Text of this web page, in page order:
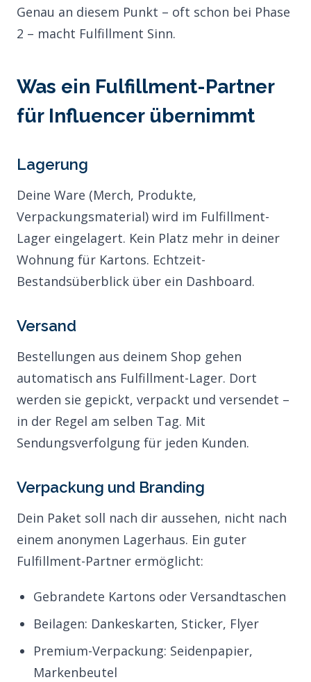
Genau an diesem Punkt – oft schon bei Phase
2 – macht Fulfillment Sinn.
Was ein Fulfillment-Partner
für Influencer übernimmt
Lagerung
Deine Ware (Merch, Produkte,
Verpackungsmaterial) wird im Fulfillment-
Lager eingelagert. Kein Platz mehr in deiner
Wohnung für Kartons. Echtzeit-
Bestandsüberblick über ein Dashboard.
Versand
Bestellungen aus deinem Shop gehen
automatisch ans Fulfillment-Lager. Dort
werden sie gepickt, verpackt und versendet –
in der Regel am selben Tag. Mit
Sendungsverfolgung für jeden Kunden.
Verpackung und Branding
Dein Paket soll nach dir aussehen, nicht nach
einem anonymen Lagerhaus. Ein guter
Fulfillment-Partner ermöglicht:
Gebrandete Kartons oder Versandtaschen
Beilagen: Dankeskarten, Sticker, Flyer
Premium-Verpackung: Seidenpapier,
Markenbeutel